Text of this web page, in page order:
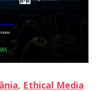
, Ethical Media